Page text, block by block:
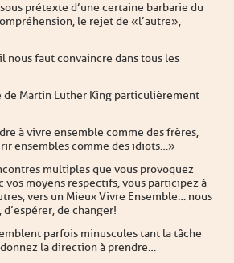
prétexte d’une certaine barbarie du
le rejet de « l’autre »,
nous faut convaincre dans tous les
de Martin Luther King particulièrement
à vivre ensemble comme des frères,
ensembles comme des idiots… »
multiples que vous provoquez
vos moyens respectifs, vous participez à
vers un Mieux Vivre Ensemble… nous
de changer !
parfois minuscules tant la tâche
la direction à prendre…